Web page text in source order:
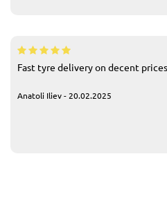
Fast tyre delivery on decent
Anatoli Iliev - 20.02.2025